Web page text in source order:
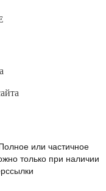
или частичное
только при наличии